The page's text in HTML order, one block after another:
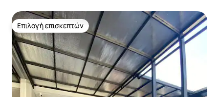
Επιλογή επισκεπτών
Επιλογή επισκεπτών